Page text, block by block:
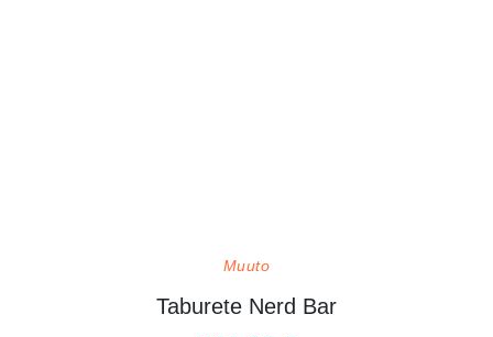
Muuto
Taburete Nerd Bar